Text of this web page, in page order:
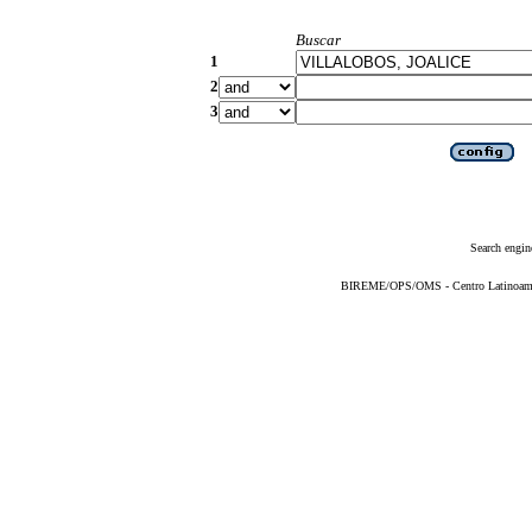
Buscar
1
2
3
Search
BIREME/OPS/OMS - Centro